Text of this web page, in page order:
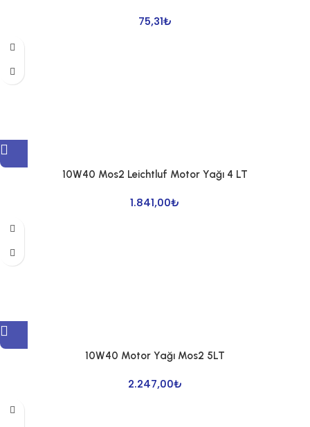
75,31₺
10W40 Mos2 Leichtluf Motor Yağı 4 LT
1.841,00₺
10W40 Motor Yağı Mos2 5LT
2.247,00₺